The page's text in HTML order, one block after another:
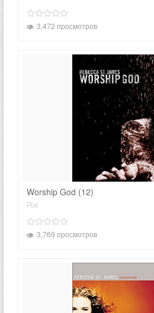
3,472 просмотров
Worship God (12)
Рок
3,769 просмотров